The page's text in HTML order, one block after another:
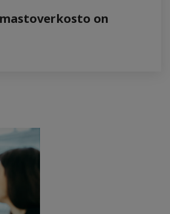
on